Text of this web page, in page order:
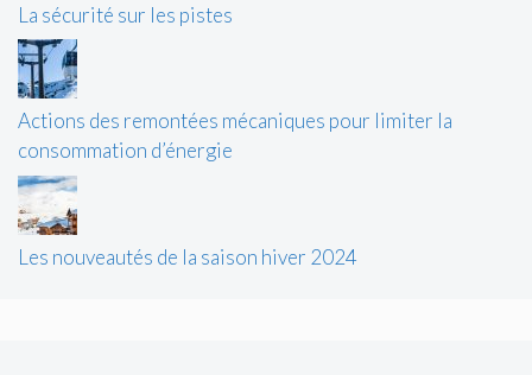
La sécurité sur les pistes
Actions des remontées mécaniques pour limiter la
consommation d’énergie
Les nouveautés de la saison hiver 2024